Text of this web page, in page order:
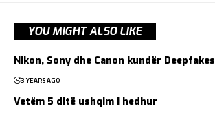
YOU MIGHT ALSO LIKE
Nikon, Sony dhe Canon kundër Deepfakes
3 YEARS AGO
Vetëm 5 ditë ushqim i hedhur